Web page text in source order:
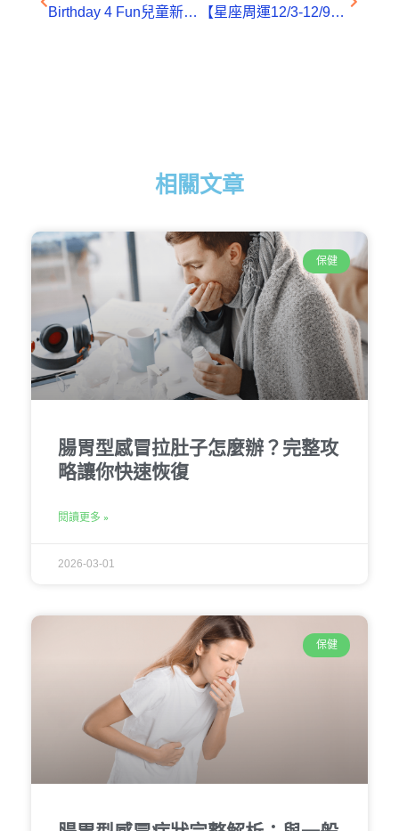
Birthday 4 Fun兒童新樂園四週年聖誕歡慶活動開跑 【星座周運12/3-12/9】風象星座-雙子天秤水瓶
相關文章
保健
腸胃型感冒拉肚子怎麼辦？完整攻
略讓你快速恢復
閱讀更多 »
2026-03-01
保健